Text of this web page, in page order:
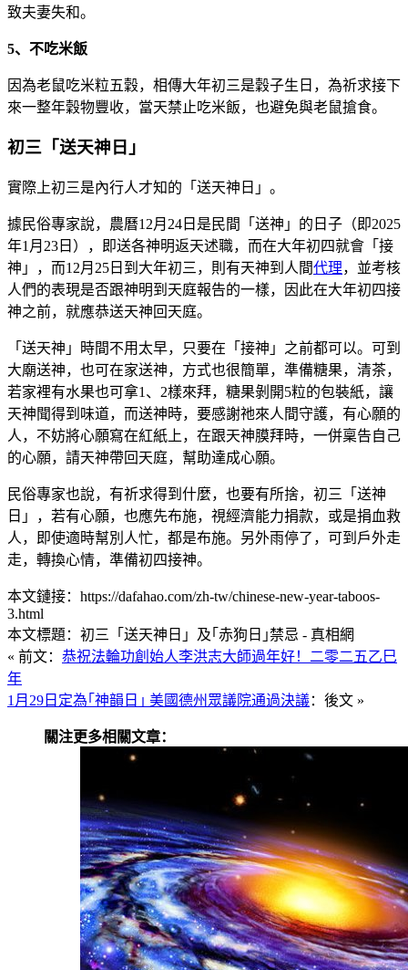
致夫妻失和。
5、不吃米飯
因為老鼠吃米粒五穀，相傳大年初三是穀子生日，為祈求接下
來一整年穀物豐收，當天禁止吃米飯，也避免與老鼠搶食。
初三「送天神日」
實際上初三是內行人才知的「送天神日」。
據民俗專家說，農曆12月24日是民間「送神」的日子（即2025
年1月23日），即送各神明返天述職，而在大年初四就會「接
神」，而12月25日到大年初三，則有天神到人間代理，並考核
人們的表現是否跟神明到天庭報告的一樣，因此在大年初四接
神之前，就應恭送天神回天庭。
「送天神」時間不用太早，只要在「接神」之前都可以。可到
大廟送神，也可在家送神，方式也很簡單，準備糖果，清茶，
若家裡有水果也可拿1、2樣來拜，糖果剝開5粒的包裝紙，讓
天神聞得到味道，而送神時，要感謝祂來人間守護，有心願的
人，不妨將心願寫在紅紙上，在跟天神膜拜時，一併稟告自己
的心願，請天神帶回天庭，幫助達成心願。
民俗專家也說，有祈求得到什麼，也要有所捨，初三「送神
日」，若有心願，也應先布施，視經濟能力捐款，或是捐血救
人，即使適時幫別人忙，都是布施。另外雨停了，可到戶外走
走，轉換心情，準備初四接神。
本文鏈接：https://dafahao.com/zh-tw/chinese-new-year-taboos-
3.html
本文標題：初三「送天神日」及｢赤狗日｣禁忌 - 真相網
« 前文： 恭祝法輪功創始人李洪志大師過年好！ 二零二五乙巳
年
1月29日定為｢神韻日｣ 美國德州眾議院通過決議：後文 »
關注更多相關文章：